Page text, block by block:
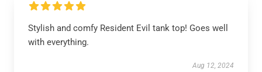
Stylish and comfy Resident Evil tank top! Goes well
with everything.
Aug 12, 2024